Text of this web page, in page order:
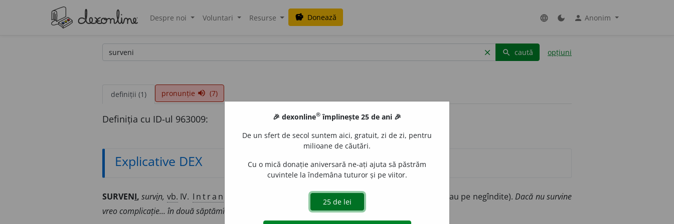
Despre noi Voluntari Resurse savings Donează language dark_mode person Anonim
clear search caută opțiuni
definiții (1) pronunție volume_up (7)
Definiția cu ID-ul 963009:
Explicative DEX
SURVENI, survin, vb. IV. Intranz. A avea loc, a se întîmpla, a se produce (pe neașteptate sau pe negîndite).Dacă nu survine
vreo complicație... în două săptămîni e zdravăn ca mine și ca dumneata.C. PETRESCU, C. V.
🎉 dexonline® împlinește 25 de ani 🎉
De un sfert de secol suntem aici, gratuit, zi de zi, pentru
milioane de căutări.
Cu o mică donație aniversară ne-ați ajuta să păstrăm
cuvintele la îndemâna tuturor și pe viitor.